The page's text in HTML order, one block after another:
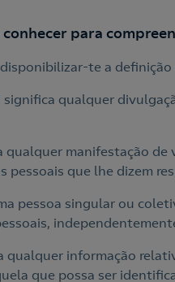
para
te a
significa qualquer
qualquer manifestação
pessoais que lhe dizem
pessoa singular ou
qualquer informação
que possa ser